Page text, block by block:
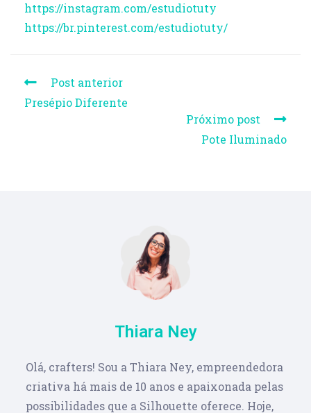
https://instagram.com/estudiotuty
https://br.pinterest.com/estudiotuty/
Post anterior
Presépio Diferente
Próximo post
Pote Iluminado
Thiara Ney
Olá, crafters! Sou a Thiara Ney, empreendedora
criativa há mais de 10 anos e apaixonada pelas
possibilidades que a Silhouette oferece. Hoje,